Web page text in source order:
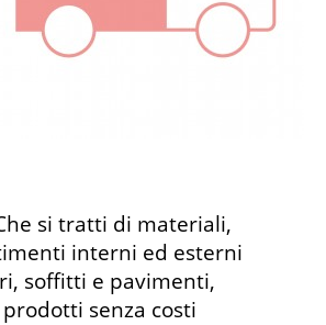
si tratti di materiali,
interni ed esterni
soffitti e pavimenti,
senza costi